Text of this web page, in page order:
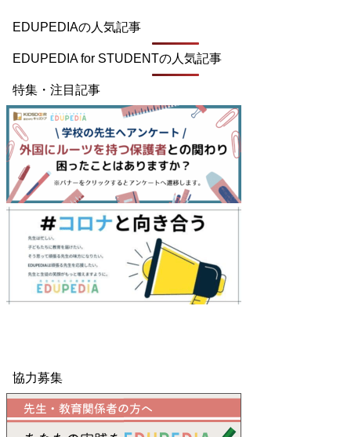
EDUPEDIAの人気記事
EDUPEDIA for STUDENTの人気記事
特集・注目記事
協力募集